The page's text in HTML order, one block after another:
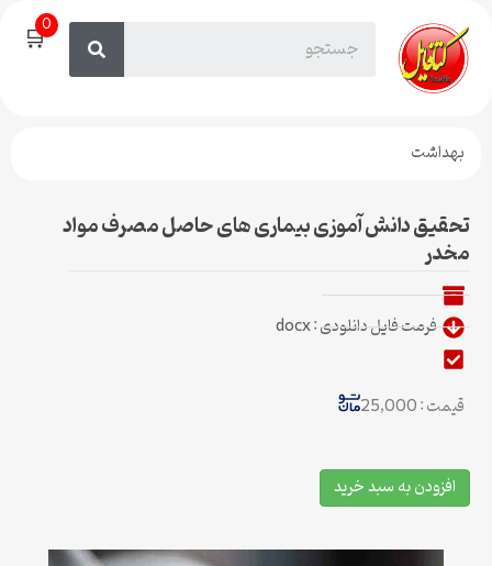
🛒0
بهداشت
تحقیق دانش آموزی بیماری های حاصل مصرف مواد
مخدر
فرمت فایل دانلودی : docx
قیمت : 25,000
افزودن به سبد خرید